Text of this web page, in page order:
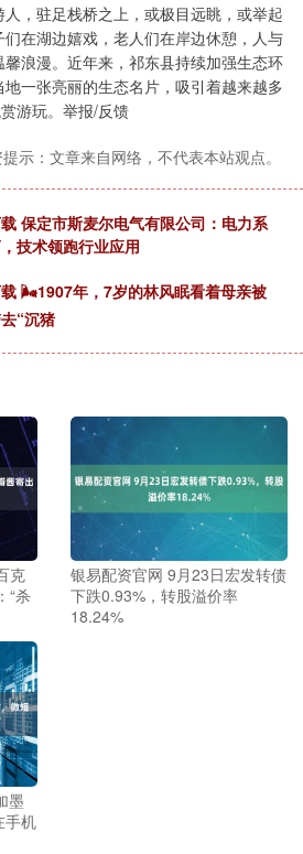
，驻足栈桥之上，或极目远眺，或举起
在湖边嬉戏，老人们在岸边休憩，人与
浪漫。近年来，祁东县持续加强生态环
一张亮丽的生态名片，吸引着越来越多
游玩。举报/反馈
示：文章来自网络，不代表本站观点。
保定市斯麦尔电气有限公司：电力系
技术领跑行业应用
🌬1907年，7岁的林风眠看着母亲被
“沉猪
克
“杀
银易配资官网 9月23日宏发转债
下跌0.93%，转股溢价率
18.24%
墨
手机